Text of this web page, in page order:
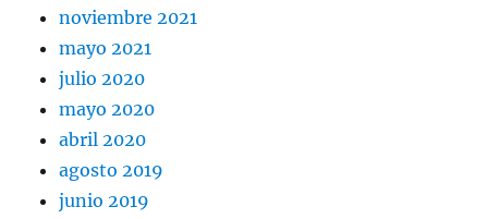
noviembre 2021
mayo 2021
julio 2020
mayo 2020
abril 2020
agosto 2019
junio 2019